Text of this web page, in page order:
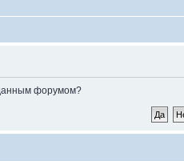
форумом?